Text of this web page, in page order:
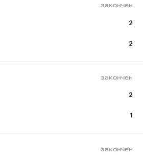
закончен
2
2
закончен
2
1
закончен